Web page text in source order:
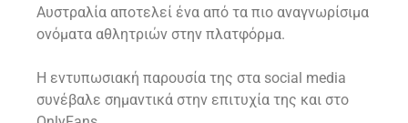
Αυστραλία αποτελεί ένα από τα πιο αναγνωρίσιμα
ονόματα αθλητριών στην πλατφόρμα.
Η εντυπωσιακή παρουσία της στα social media
συνέβαλε σημαντικά στην επιτυχία της και στο